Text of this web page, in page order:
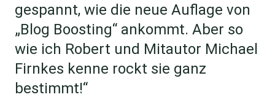
gespannt, wie die neue Auflage von
„Blog Boosting“ ankommt. Aber so
wie ich Robert und Mitautor Michael
Firnkes kenne rockt sie ganz
bestimmt!“